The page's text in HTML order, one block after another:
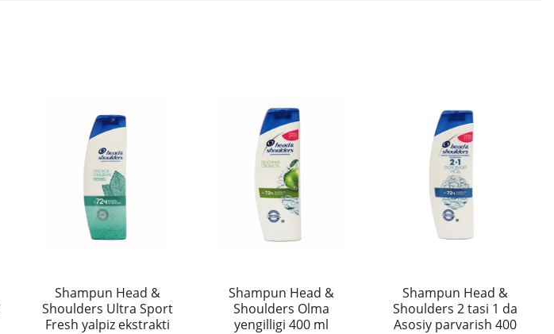
Shampun Head &
Shoulders Ultra Sport
Fresh yalpiz ekstrakti
Shampun Head &
Shoulders Olma
yengilligi 400 ml
Shampun Head &
Shoulders 2 tasi 1 da
Asosiy parvarish 400